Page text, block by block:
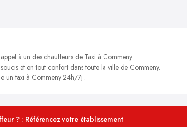
à un des chauffeurs de Taxi à Commeny .
et en tout confort dans toute la ville de Commeny.
un taxi à Commeny 24h/7j .
? : Référencez votre établissement